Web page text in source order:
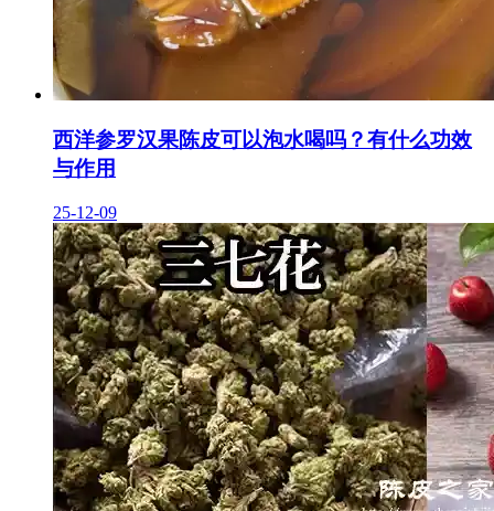
西洋参罗汉果陈皮可以泡水喝吗？有什么功效
与作用
25-12-09